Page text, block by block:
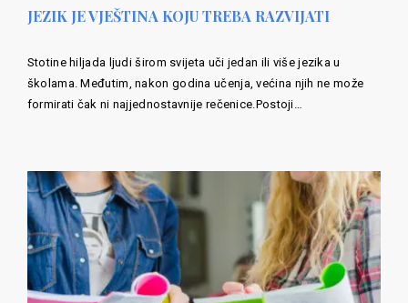
JEZIK JE VJEŠTINA KOJU TREBA RAZVIJATI
Stotine hiljada ljudi širom svijeta uči jedan ili više jezika u
školama. Međutim, nakon godina učenja, većina njih ne može
formirati čak ni najjednostavnije rečenice.Postoji…